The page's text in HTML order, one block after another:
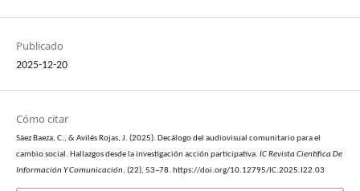
Publicado
2025-12-20
Cómo citar
Sáez Baeza, C., & Avilés Rojas, J. (2025). Decálogo del audiovisual comunitario para el
cambio social. Hallazgos desde la investigación acción participativa. IC Revista Científica De
Información Y Comunicación, (22), 53–78. https://doi.org/10.12795/IC.2025.I22.03